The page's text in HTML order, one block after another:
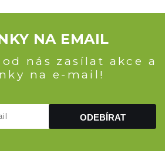
NA EMAIL
nás zasílat akce a
na e-mail!
ODEBÍRAT